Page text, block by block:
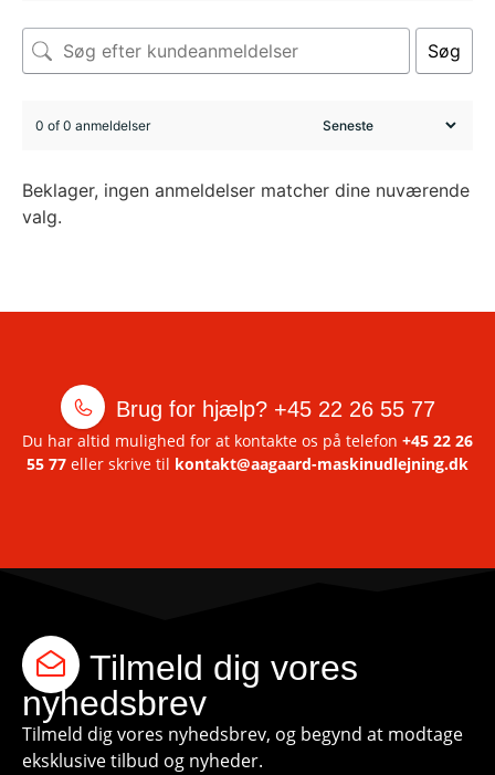
Søg
0 of 0 anmeldelser
Beklager, ingen anmeldelser matcher dine nuværende
valg.
Brug for hjælp? +45 22 26 55 77
Du har altid mulighed for at kontakte os på telefon +45 22 26
55 77 eller skrive til kontakt@aagaard-maskinudlejning.dk
Tilmeld dig vores
nyhedsbrev
Tilmeld dig vores nyhedsbrev, og begynd at modtage
eksklusive tilbud og nyheder.